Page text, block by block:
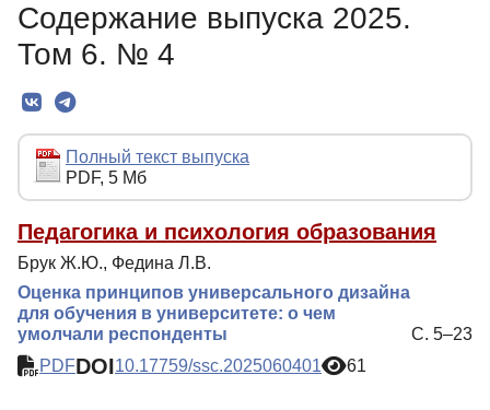
О Журнале
Редколлегия
Редакционная политика
Индексирование
Для авторов
Рубрики
Контакты
Содержание выпуска 2025.
Том 6. № 4
Полный текст выпуска
PDF, 5 Мб
Педагогика и психология образования
Брук Ж.Ю., Федина Л.В.
Оценка принципов универсального дизайна
для обучения в университете: о чем
умолчали респонденты
С. 5–23
PDFDOI10.17759/ssc.2025060401 61